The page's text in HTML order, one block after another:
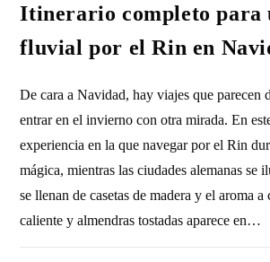
Itinerario completo para
fluvial por el Rin en
De cara a Navidad, hay viajes que parecen
entrar en el invierno con otra mirada. En
experiencia en la que navegar por el Rin
mágica, mientras las ciudades alemanas se
se llenan de casetas de madera y el aroma
caliente y almendras tostadas aparece en…